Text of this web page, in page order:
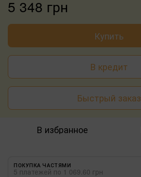
5 348 грн
Купить
В кредит
Быстрый заказ
В избранное
ПОКУПКА ЧАСТЯМИ
5 платежей по 1 069.60 грн